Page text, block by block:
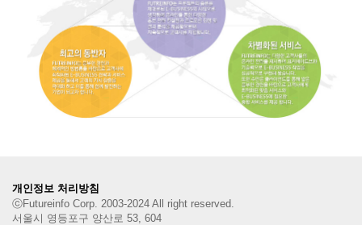
개인정보 처리방침
ⓒFutureinfo Corp. 2003-2024 All right reserved.
서울시 영등포구 양산로 53, 604